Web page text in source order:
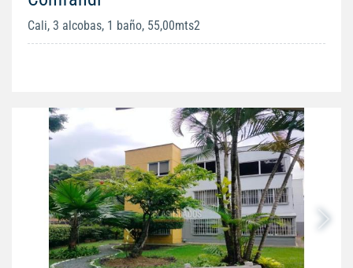
Cali, 3 alcobas, 1 baño, 55,00mts2